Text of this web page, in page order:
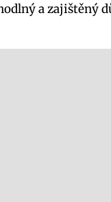
a zajištěný